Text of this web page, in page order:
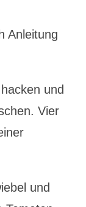
Anleitung
und
Vier
und